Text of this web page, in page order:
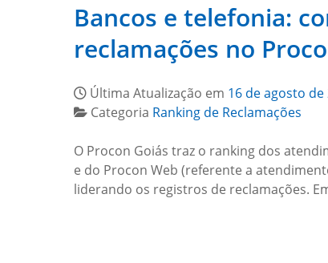
Bancos e telefonia:
reclamações no
Última Atualização em 16 de agosto de
Categoria Ranking de Reclamações
O Procon Goiás traz o ranking dos
e do Procon Web (referente a
liderando os registros de reclamações.